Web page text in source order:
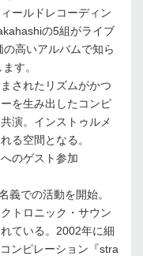
ールドレコーディン
の5組がライブ
高いアルバムで知ら
す。
されたリズムがかつ
を生み出したコンピ
演。インストゥルメ
る空間となる。
のゲスト参加
義での活動を開始。
トロニック・サウン
ている。2002年に細
ンピレーション『stra